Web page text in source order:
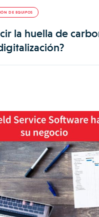
DE EQUIPOS
la huella de